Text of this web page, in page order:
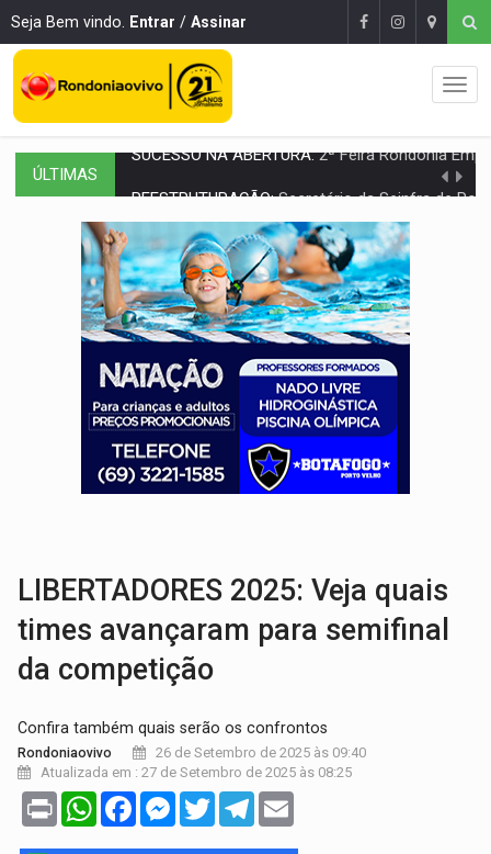
Seja Bem vindo. Entrar / Assinar
ÚLTIMAS Secretário da Seinfra de Porto Velho pede
SAÚDE INDÍGENA:Pirahã terão consultas e exames especializados durante
ECONOMIA:Dia dos pais deve movimentar R$ 8,5 bilhões e RO
DIA DOS PAIS:Bailarina da Praça organiza celebração gratuita
Perseguição a embarcação no rio Madeira termina com
MEGA SENA: Prêmio acumula para R$ 165
Publicação Legal:AVISO DE LICITAÇÃO: PREGÃO ELETRÔNICO Nº
PROVA CONTÁBIL:UNNESA apresenta documentos e questiona
LIBERTADORES 2025: Veja quais
times avançaram para semifinal
da competição
Confira também quais serão os confrontos
Rondoniaovivo
26 de Setembro de 2025 às 09:40
Atualizada em : 27 de Setembro de 2025 às 08:25
Print WhatsAppFacebookMessenger
TwitterTelegram